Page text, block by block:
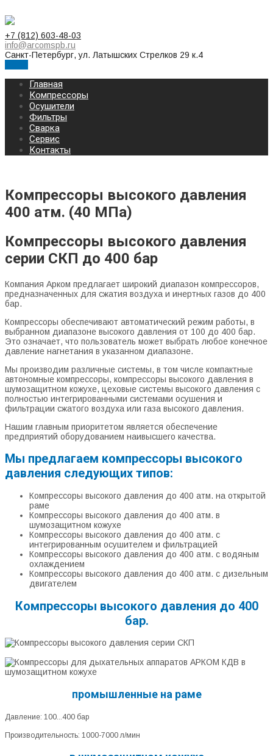
+7 (812) 603-48-03
info@arcomspb.ru
Санкт-Петербург, ул. Латышских Стрелков 29 к.4
Главная
Компрессоры
Осушители
Фильтры
Сварка
Сервис
Контакты
Компрессоры высокого давления
400 атм. (40 МПа)
Компрессоры высокого давления
серии СКП до 400 бар
Компания Арком предлагает широкий диапазон компрессоров,
предназначенных для сжатия воздуха и инертных газов до 400
бар.
Компрессоры обеспечивают автоматический режим работы, в
выбранном диапазоне высокого давления от 100 до 400 бар.
Это означает, что пользователь может выбрать любое конечное
давление нагнетания в указанном диапазоне.
Мы производим различные системы, в том числе компактные
автономные компрессоры, компрессоры высокого давления в
шумозащитном кожухе, цеховые системы высокого давления с
полностью интегрированными системами осушения и
фильтрации сжатого воздуха или газа высокого давления.
Нашим главным приоритетом является обеспечение
предприятий оборудованием наивысшего качества.
Мы предлагаем компрессоры высокого
давления следующих типов:
Компрессоры высокого давления до 400 атм. на открытой
раме
Компрессоры высокого давления до 400 атм. в
шумозащитном кожухе
Компрессоры высокого давления до 400 атм. с
интегрированным осушителем и фильтрацией
Компрессоры высокого давления до 400 атм. с водяным
охлаждением
Компрессоры высокого давления до 400 атм. с дизельным
двигателем
Компрессоры высокого давления до 400
бар.
промышленные на раме
Давление: 100...400 бар
Производительность: 1000-7000 л/мин